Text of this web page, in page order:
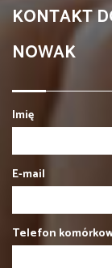
KONTAKT
NOWAK
Imię
E-mail
Telefon